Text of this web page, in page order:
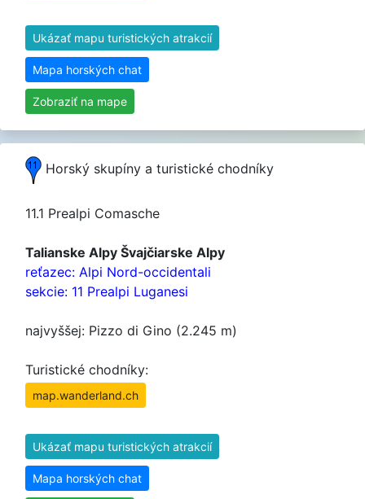
Ukázať mapu turistických atrakcií
Mapa horských chat
Zobraziť na mape
Horský skupíny a turistické chodníky
11.1 Prealpi Comasche
Talianske Alpy Švajčiarske Alpy
reťazec: Alpi Nord-occidentali
sekcie: 11 Prealpi Luganesi
najvyššej: Pizzo di Gino (2.245 m)
Turistické chodníky:
map.wanderland.ch
Ukázať mapu turistických atrakcií
Mapa horských chat